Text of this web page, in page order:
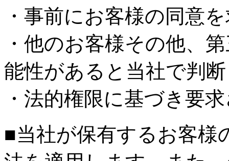
・事前にお客様の同意
・他のお客様その他、
能性があると当社で判
・法的権限に基づき要
■当社が保有するお客様